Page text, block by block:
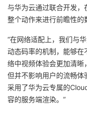
藏
与华为云通过联合开发，
整个动作来进行前瞻性的
“在网络适配上，我们与
动态码率的机制，能够在
络中视频体验会更加清晰
但并不影响用户的流畅体
采用了华为云专属的
容的服务端渲染。”